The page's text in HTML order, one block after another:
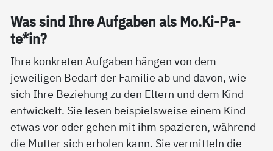
Was sind Ih­re Auf­ga­ben als Mo.Ki-Pa­
te*in?
Ihre konkreten Aufgaben hängen von dem
jeweiligen Bedarf der Familie ab und davon, wie
sich Ihre Beziehung zu den Eltern und dem Kind
entwickelt. Sie lesen beispielsweise einem Kind
etwas vor oder gehen mit ihm spazieren, während
die Mutter sich erholen kann. Sie vermitteln die